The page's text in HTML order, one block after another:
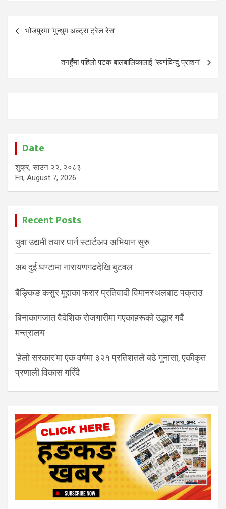
Post
navigation
भोजपुरमा ‘मुन्धुम अल्ट्रा ट्रेल रेस’
तनहुँमा पहिलो पटक बालबालिकालाई ‘स्वर्णविन्दु प्राशन’
Date
शुक्र, साउन २२, २०८३
Fri, August 7, 2026
Recent Posts
युवा उद्यमी तयार पार्न स्टार्टअप अभियान सुरु
अब दुई घण्टामा नारायणगढदेखि बुटवल
बैङ्किङ कसुर मुद्दाका फरार प्रतिवादी विमानस्थलबाट पक्राउ
बिनाकागजात वैदेशिक रोजगारीमा गएकाहरूको उद्धार गर्दै
मन्त्रालय
‘हेलो सरकार’मा एक वर्षमा ३२१ प्रतिशतले बढे गुनासा, एकीकृत
प्रणाली विकास गरिँदै